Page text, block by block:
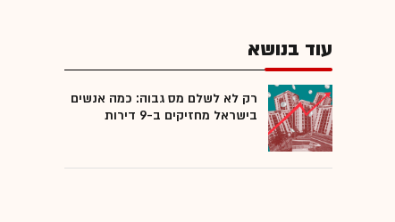
עוד בנושא
רק לא לשלם מס גבוה: כמה אנשים
בישראל מחזיקים ב-9 דירות